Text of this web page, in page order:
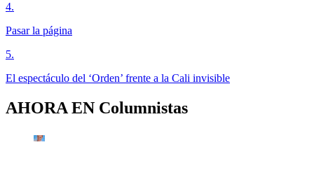
4.
Pasar la página
5.
El espectáculo del ‘Orden’ frente a la Cali invisible
AHORA EN Columnistas